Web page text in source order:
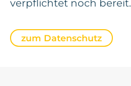
verpflichtet noch bereit.
zum Datenschutz